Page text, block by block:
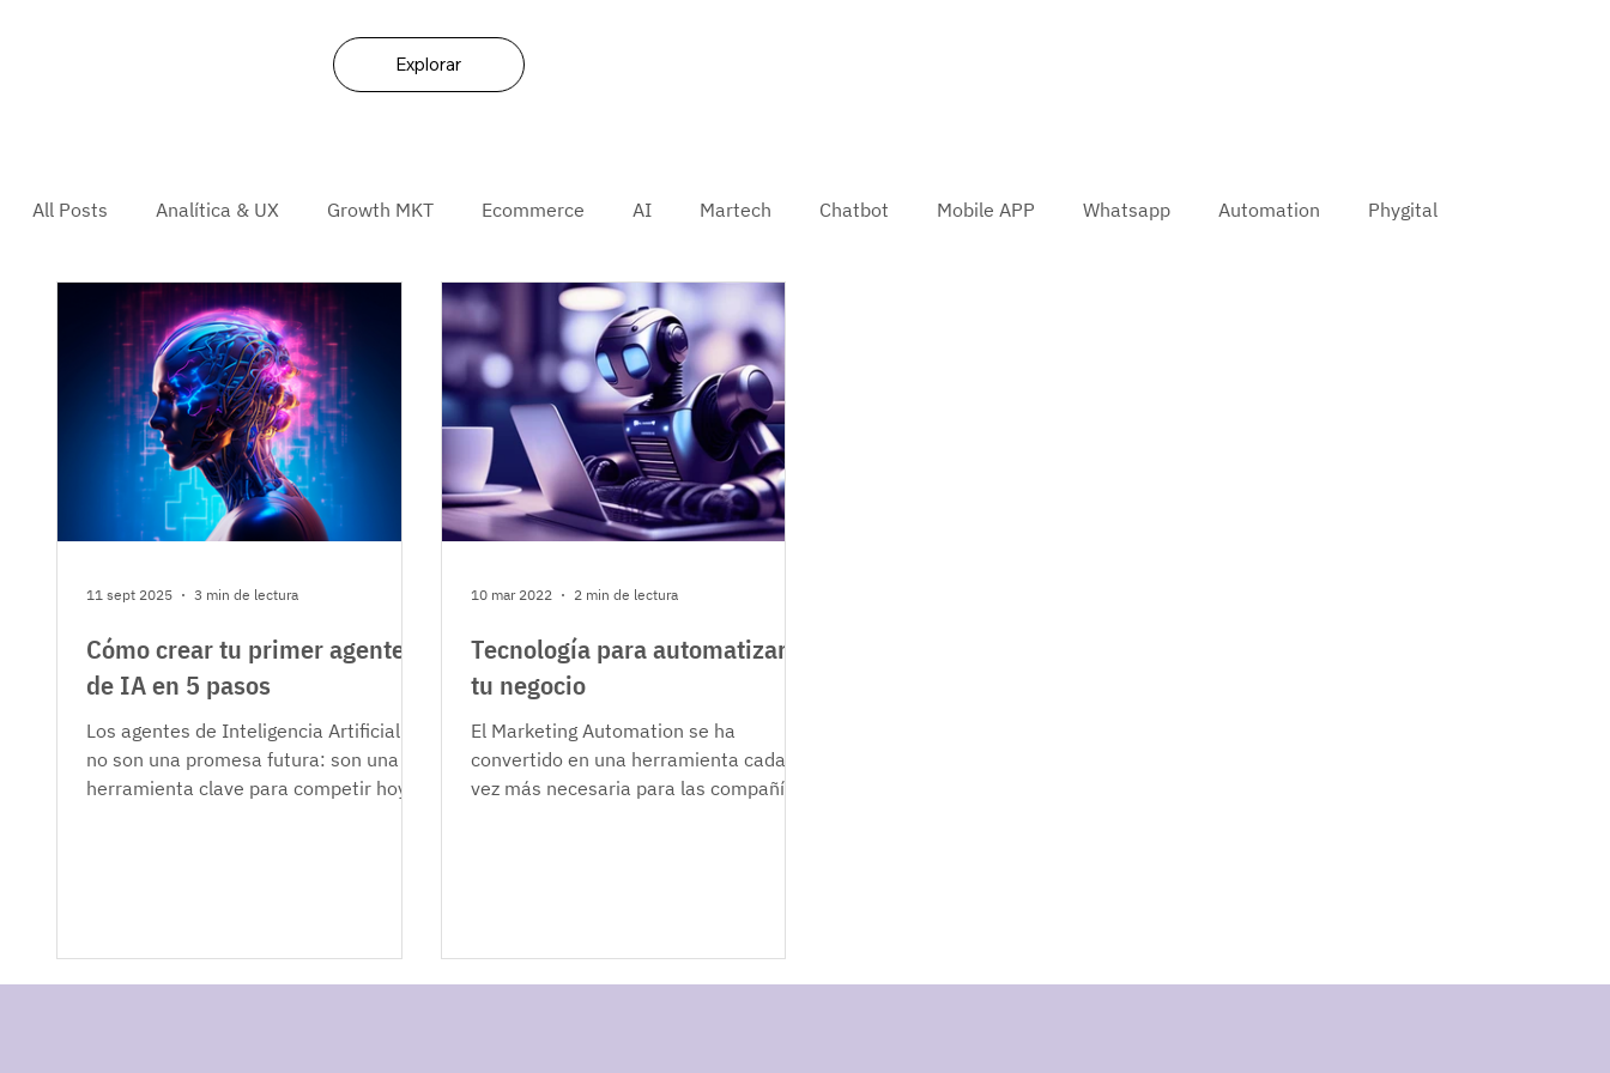
All Posts Analítica & UX Growth MKT Ecommerce AI Martech Chatbot Mobile APP Whatsapp Automation Phygital
Coolhunting Integración Personalización Machine Learning Data
Cómo crear tu primer agente
de IA en 5 pasos
Los agentes de Inteligencia Artificial ya
no son una promesa futura: son una
herramienta clave para competir hoy.
11 sept 2025 3 min de lectura
Tecnología para automatizar
tu negocio
El Marketing Automation se ha
convertido en una herramienta cada
vez más necesaria para las compañías,
10 mar 2022 2 min de lectura
Explorar